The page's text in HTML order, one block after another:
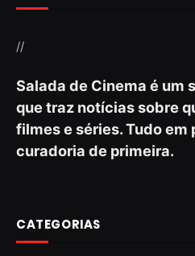
//
Salada de Cinema é um
que traz notícias sobre
filmes e séries. Tudo em
curadoria de primeira.
CATEGORIAS